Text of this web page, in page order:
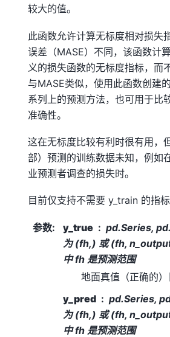
较大的值。
此函数允许计算无标度相对损失
误差（MASE）不同，该函数计
义的损失函数的无标度指标，而
与MASE类似，使用此函数创建
系列上的预测方法，也可用于比
准确性。
这在无标度比较有利时很有用，
部）预测的训练数据未知，例如
业预测者调查的损失时。
目前仅支持不需要 y_train 的指标
参数: y_true
pd.Series,
为 (fh,) 或 (fh,
中 fh 是预测范围
地面真值（正确的）
y_pred
pd.Series,
为 (fh,) 或 (fh,
中 fh 是预测范围